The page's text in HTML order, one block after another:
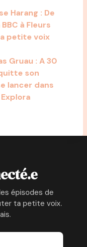
Harang : De
à Fleurs
petite voix
Gruau : A 30
son
lancer dans
épisodes de
ta petite voix.